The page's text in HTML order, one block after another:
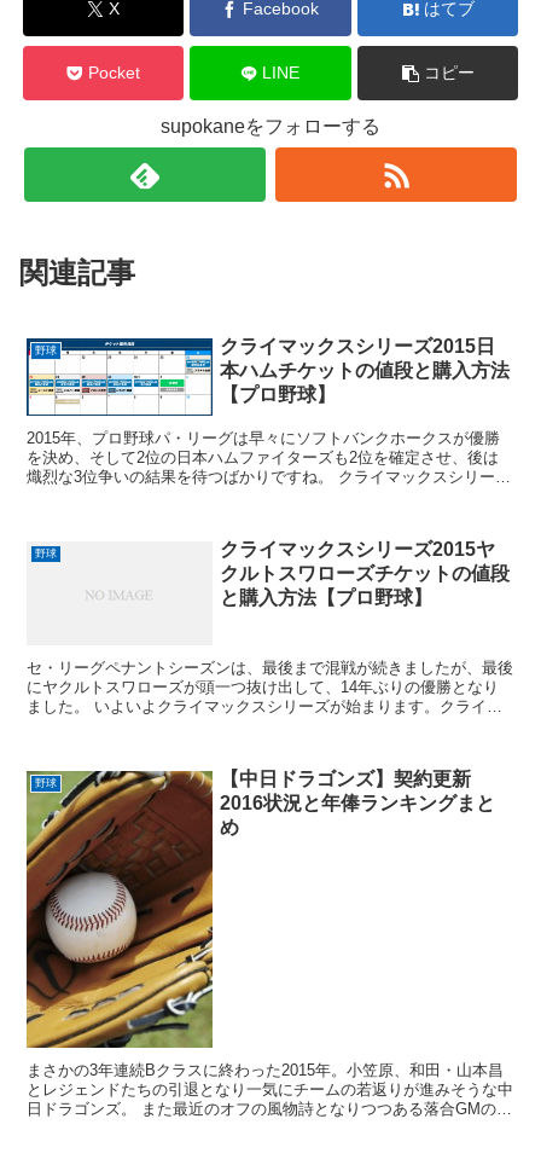
X Facebook はてブ
Pocket LINE コピー
supokaneをフォローする
関連記事
野球
クライマックスシリーズ2015日
本ハムチケットの値段と購入方法
【プロ野球】
2015年、プロ野球パ・リーグは早々にソフトバンクホークスが優勝
を決め、そして2位の日本ハムファイターズも2位を確定させ、後は
熾烈な3位争いの結果を待つばかりですね。 クライマックスシリー
野球
クライマックスシリーズ2015ヤ
クルトスワローズチケットの値段
と購入方法【プロ野球】
セ・リーグペナントシーズンは、最後まで混戦が続きましたが、最後
にヤクルトスワローズが頭一つ抜け出して、14年ぶりの優勝となり
ました。 いよいよクライマックスシリーズが始まります。クライマ
野球
【中日ドラゴンズ】契約更新
2016状況と年俸ランキングまと
め
まさかの3年連続Bクラスに終わった2015年。小笠原、和田・山本昌
とレジェンドたちの引退となり一気にチームの若返りが進みそうな中
日ドラゴンズ。 また最近のオフの風物詩となりつつある落合GMの粛